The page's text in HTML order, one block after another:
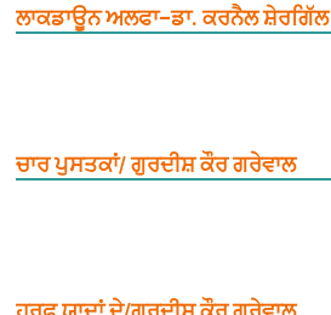
ਲਾਕਡਾਊਨ ਅਲਫਾ–ਡਾ. ਕਰਨੈਲ ਸ਼ੇਰਗਿੱਲ
ਚਾਰ ਪੁਸਤਕਾਂ/ ਗੁਰਦੀਸ਼ ਕੌਰ ਗਰੇਵਾਲ